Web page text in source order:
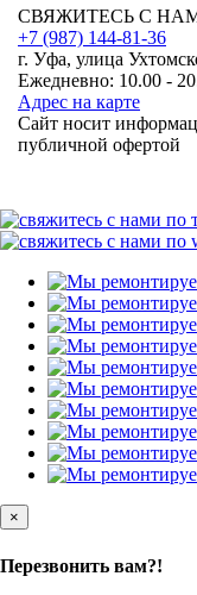
СВЯЖИТЕСЬ С
+7 (987) 144-81-36
г. Уфа, улица
Ежедневно: 10.00 -
Адрес на карте
Сайт носит
публичной офертой
×
Перезвонить вам?!